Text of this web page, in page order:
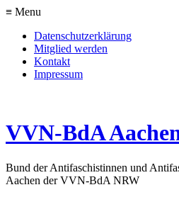
≡ Menu
Datenschutzerklärung
Mitglied werden
Kontakt
Impressum
VVN-BdA
Bund der Antifaschistinnen und
Aachen der VVN-BdA NRW